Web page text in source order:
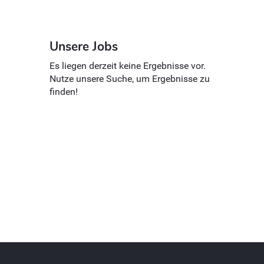
Unsere Jobs
Es liegen derzeit keine Ergebnisse vor.
Nutze unsere Suche, um Ergebnisse zu
finden!